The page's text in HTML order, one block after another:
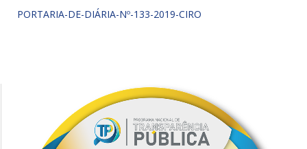
PORTARIA-DE-DIÁRIA-Nº-133-2019-CIRO